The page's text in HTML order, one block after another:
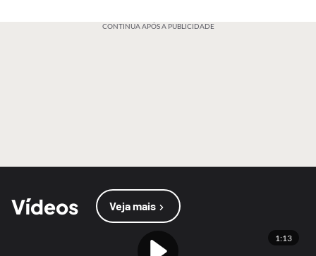
CONTINUA APÓS A PUBLICIDADE
Vídeos Veja mais
1:13